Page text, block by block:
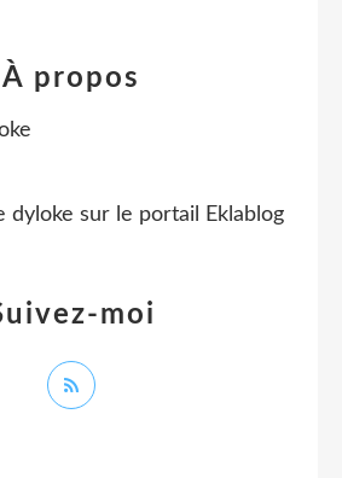
moi
À propos
dyloke sur le portail Eklablog